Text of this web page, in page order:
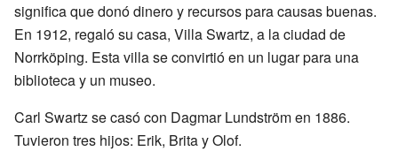
significa que donó dinero y recursos para causas buenas.
En 1912, regaló su casa, Villa Swartz, a la ciudad de
Norrköping. Esta villa se convirtió en un lugar para una
biblioteca y un museo.
Carl Swartz se casó con Dagmar Lundström en 1886.
Tuvieron tres hijos: Erik, Brita y Olof.